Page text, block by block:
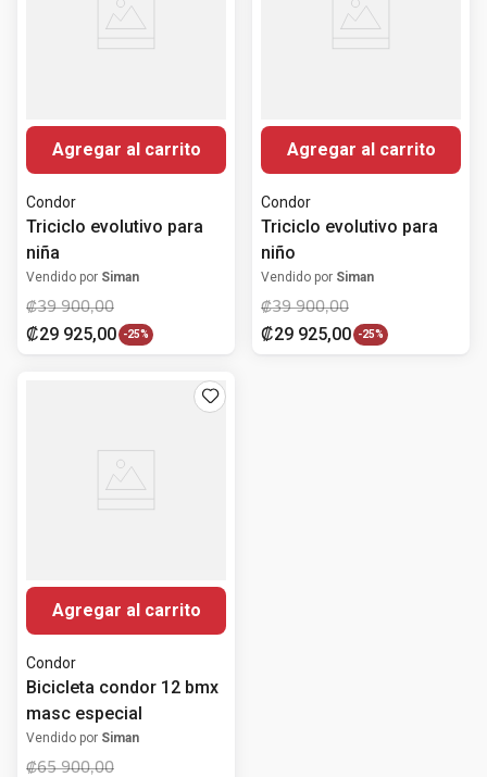
Agregar al carrito
Condor
Triciclo evolutivo para
niña
Vendido por Siman
₡39 900,00
₡29 925,00 -25%
Agregar al carrito
Condor
Triciclo evolutivo para
niño
Vendido por Siman
₡39 900,00
₡29 925,00 -25%
Agregar al carrito
Condor
Bicicleta condor 12 bmx
masc especial
Vendido por Siman
₡65 900,00